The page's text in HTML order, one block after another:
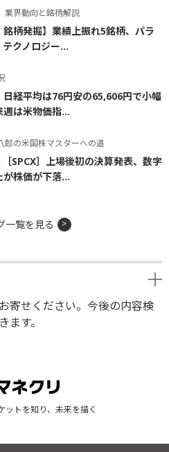
業界動向と銘柄解説
銘柄発掘】業績上振れ5銘柄、パラ
テクノロジー...
日経平均は76円安の65,606円で小幅
は米物価指...
郎の米国株マスターへの道
［SPCX］上場後初の決算発表、数字
が株価が下落...
一覧を見る
寄せください。今後の内容検
す。
ットを知り、未来を描く